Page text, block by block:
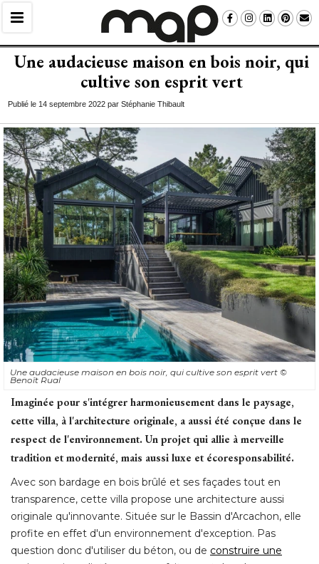
Une audacieuse maison en bois noir, qui
cultive son esprit vert
Publié le 14 septembre 2022 par Stéphanie Thibault
Une audacieuse maison en bois noir, qui cultive son esprit vert ©
Benoît Rual
Imaginée pour s'intégrer harmonieusement dans le paysage,
cette villa, à l'architecture originale, a aussi été conçue dans le
respect de l'environnement. Un projet qui allie à merveille
tradition et modernité, mais aussi luxe et écoresponsabilité.
Avec son bardage en bois brûlé et ses façades tout en
transparence, cette villa propose une architecture aussi
originale qu'innovante. Située sur le Bassin d'Arcachon, elle
profite en effet d'un environnement d'exception. Pas
question donc d'utiliser du béton, ou de construire une